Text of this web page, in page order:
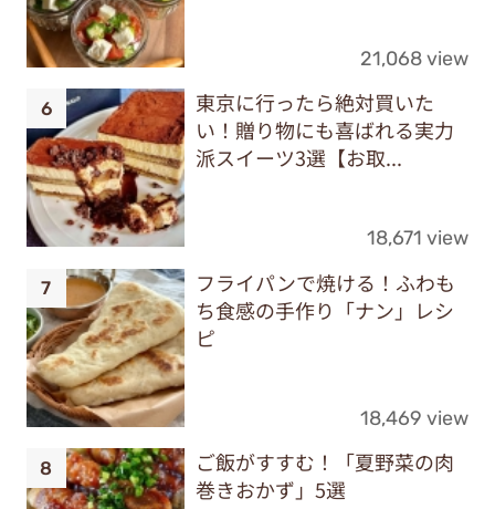
21,068 view
東京に行ったら絶対買いた
い！贈り物にも喜ばれる実力
派スイーツ3選【お取...
18,671 view
フライパンで焼ける！ふわも
ち食感の手作り「ナン」レシ
ピ
18,469 view
ご飯がすすむ！「夏野菜の肉
巻きおかず」5選